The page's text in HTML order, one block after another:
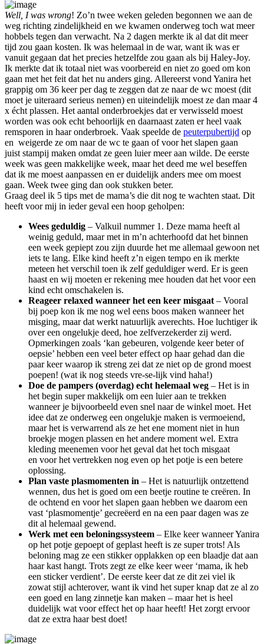
Well, I was wrong! Zo’n twee weken geleden begonnen we aan de
weg richting zindelijkheid en we kwamen onderweg toch wat meer
hobbels tegen dan verwacht. Na 2 dagen merkte ik al dat dit meer
tijd zou gaan kosten. Ik was helemaal in de war, want ik was er
vanuit gegaan dat het precies hetzelfde zou gaan als bij Haley-Joy.
Ik merkte dat ik totaal niet was voorbereid en niet zo goed om kon
gaan met het feit dat het nu anders ging. Allereerst vond Yanira het
grappig om 36 keer per dag te zeggen dat ze naar de wc moest (dit
moet je uiteraard serieus nemen) en uiteindelijk moest ze dan maar 4
x écht plassen. Het aantal onderbroekjes dat er verwisseld moest
worden was ook echt behoorlijk en daarnaast zaten er heel vaak
remsporen in haar onderbroek. Vaak speelde de peuterpubertijd op
en weigerde ze om naar de wc te gaan of voor het slapen gaan
juist stampij maken omdat ze geen luier meer aan wilde. De eerste
week was geen makkelijke week, maar het deed me wel beseffen
dat ik me moest aanpassen en er duidelijk anders mee om moest
gaan. Week twee ging dan ook stukken beter.
Graag deel ik 5 tips met de mama’s die dit nog te wachten staat. Dit
heeft voor mij in ieder geval een hoop geholpen:
Wees geduldig – Valkuil nummer 1. Deze mama heeft al
weinig geduld, maar met in m’n achterhoofd dat het binnen
een week gepiept zou zijn duurde het me allemaal gewoon net
iets te lang. Elke kind heeft z’n eigen tempo en ik merkte
meteen het verschil toen ik zelf geduldiger werd. Er is geen
haast en wij moeten er rekening mee houden dat het voor een
kind echt omschakelen is.
Reageer relaxed wanneer het een keer misgaat – Vooral
bij poep kon ik me nog wel eens boos maken wanneer het
misging, maar dat werkt natuurlijk averechts. Hoe luchtiger ik
over een ongelukje deed, hoe zelfverzekerder zij werd.
Opmerkingen zoals ‘kan gebeuren, volgende keer beter of
oepsie’ hebben een veel beter effect op haar gehad dan die
paar keer waarop ik streng zei dat ze niet op de grond moest
poepen! (wat ik nog steeds vre-se-lijk vind haha!)
Doe de pampers (overdag) echt helemaal weg – Het is in
het begin super makkelijk om een luier aan te trekken
wanneer je bijvoorbeeld even snel naar de winkel moet. Het
idee dat ze onderweg een ongelukje maken is vermoeiend,
maar het is verwarrend als ze het ene moment niet in hun
broekje mogen plassen en het andere moment wel. Extra
kleding meenemen voor het geval dat het toch misgaat
en voor het vertrekken nog even op het potje is een betere
oplossing.
Plan vaste plasmomenten in – Het is natuurlijk ontzettend
wennen, dus het is goed om een beetje routine te creëren. In
de ochtend en voor het slapen gaan hebben we daarom een
vast ‘plasmomentje’ gecreëerd en na een paar dagen was ze
dit al helemaal gewend.
Werk met een beloningssysteem – Elke keer wanneer Yanira
op het potje gepoept of geplast heeft is ze super trots! Als
beloning mag ze een stikker opplakken op een blaadje dat aan
haar kast hangt. Trots zegt ze elke keer weer ‘mama, ik heb
een sticker verdient’. De eerste keer dat ze dit zei viel ik
zowat stijl achterover, want ik vind het super knap dat ze al zo
een goed en lang zinnetje kan maken – maar het is heel
duidelijk wat voor effect het op haar heeft! Het zorgt ervoor
dat ze extra haar best doet!